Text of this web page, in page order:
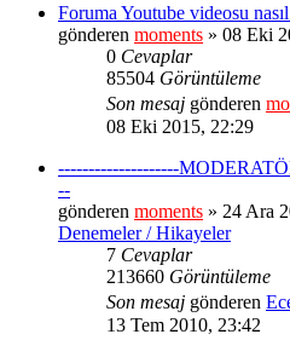
Foruma Youtube videosu
gönderen moments » 08 Eki
0 Cevaplar
85504 Görüntüleme
Son mesaj gönderen
08 Eki 2015, 22:29
--------------------
--
gönderen moments » 24 Ara
Denemeler / Hikayeler
7 Cevaplar
213660 Görüntüleme
Son mesaj gönderen
13 Tem 2010, 23:42